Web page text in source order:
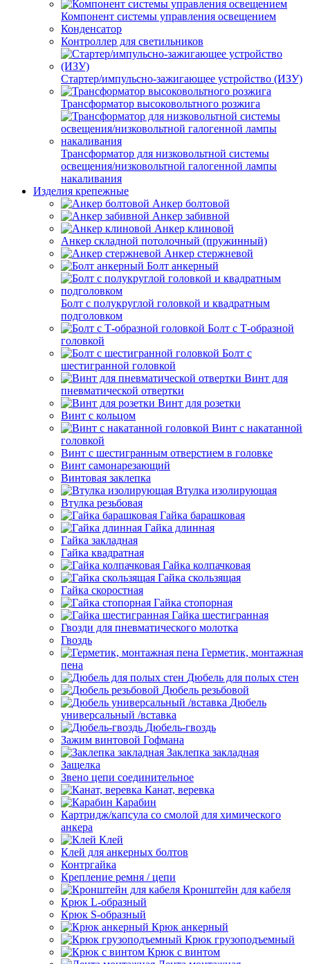
Компонент системы управления освещением
Конденсатор
Контроллер для светильников
Стартер/импульсно-зажигающее устройство (ИЗУ)
Трансформатор высоковольтного розжига
Трансформатор для низковольтной системы
освещения/низковольтной галогенной лампы
накаливания
Изделия крепежные
Анкер болтовой
Анкер забивной
Анкер клиновой
Анкер складной потолочный (пружинный)
Анкер стержневой
Болт анкерный
Болт с полукруглой головкой и квадратным
подголовком
Болт с Т-образной
головкой
Болт с
шестигранной головкой
Винт для
пневматической отвертки
Винт для розетки
Винт с кольцом
Винт с накатанной
головкой
Винт с шестигранным отверстием в головке
Винт самонарезающий
Винтовая заклепка
Втулка изолирующая
Втулка резьбовая
Гайка барашковая
Гайка длинная
Гайка закладная
Гайка квадратная
Гайка колпачковая
Гайка скользящая
Гайка скоростная
Гайка стопорная
Гайка шестигранная
Гвозди для пневматического молотка
Гвоздь
Герметик, монтажная
пена
Дюбель для полых стен
Дюбель резьбовой
Дюбель
универсальный /вставка
Дюбель-гвоздь
Зажим винтовой Гофмана
Заклепка закладная
Защелка
Звено цепи соединительное
Канат, веревка
Карабин
Картридж/капсула со смолой для химического
анкера
Клей
Клей для анкерных болтов
Контргайка
Крепление ремня / цепи
Кронштейн для кабеля
Крюк L-образный
Крюк S-образный
Крюк анкерный
Крюк грузоподъемный
Крюк с винтом